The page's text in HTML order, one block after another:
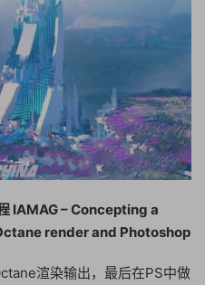
IAMAG – Concepting a
render and Photoshop
渲染输出，最后在PS中做